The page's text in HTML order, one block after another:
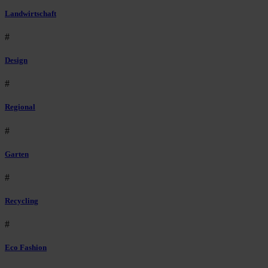
Landwirtschaft
#
Design
#
Regional
#
Garten
#
Recycling
#
Eco Fashion